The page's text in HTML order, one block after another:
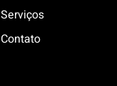
Serviços
Contato